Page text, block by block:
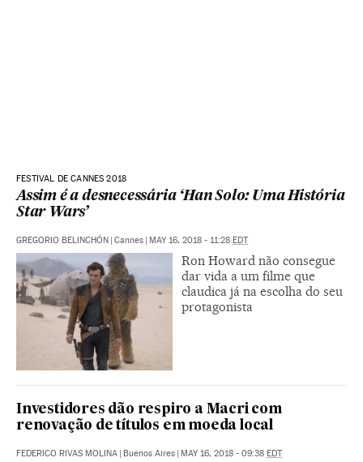
FESTIVAL DE CANNES 2018
Assim é a desnecessária ‘Han Solo: Uma História
Star Wars’
GREGORIO BELINCHÓN | Cannes | MAY 16, 2018 - 11:28 EDT
Ron Howard não consegue
dar vida a um filme que
claudica já na escolha do seu
protagonista
Investidores dão respiro a Macri com
renovação de títulos em moeda local
FEDERICO RIVAS MOLINA | Buenos Aires | MAY 16, 2018 - 09:38 EDT